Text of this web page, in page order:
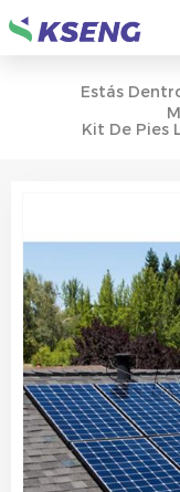
Estás